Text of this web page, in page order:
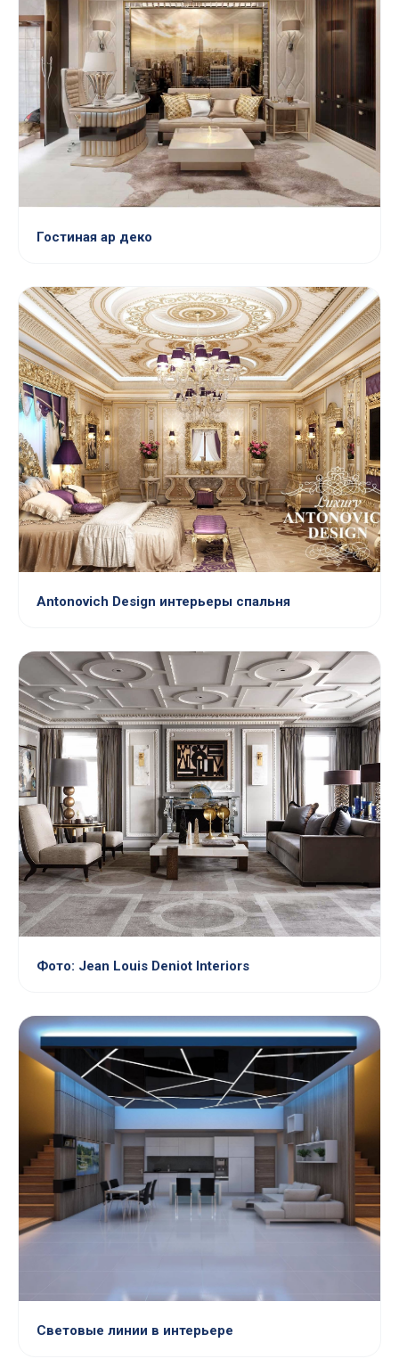
Гостиная ар деко
Antonovich Design интерьеры спальня
Фото: Jean Louis Deniot Interiors
Световые линии в интерьере